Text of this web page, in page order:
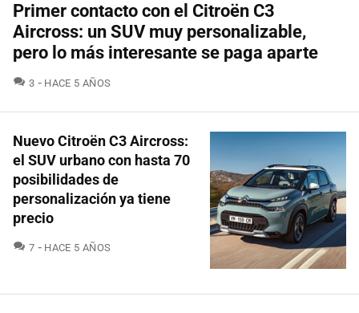
Primer contacto con el Citroën C3
Aircross: un SUV muy personalizable,
pero lo más interesante se paga aparte
3 COMENTARIOS
HACE 5 AÑOS
Nuevo Citroën C3 Aircross:
el SUV urbano con hasta 70
posibilidades de
personalización ya tiene
precio
7 COMENTARIOS
HACE 5 AÑOS